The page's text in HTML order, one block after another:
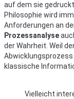
auf dem sie
Philosophie wird
Anforderungen an
Prozessanalyse
der Wahrheit. Weil
klassische
Vielleicht